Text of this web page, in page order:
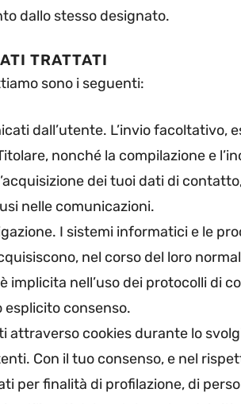
dallo stesso designato.
TRATTATI
sono i seguenti:
dall’utente. L’invio facoltativo,
nonché la compilazione e
dei tuoi dati di
nelle comunicazioni.
I sistemi informatici e le
nel corso del loro
implicita nell’uso dei protocolli di
esplicito consenso.
attraverso cookies durante lo
Con il tuo consenso, e nel
per finalità di profilazione, di